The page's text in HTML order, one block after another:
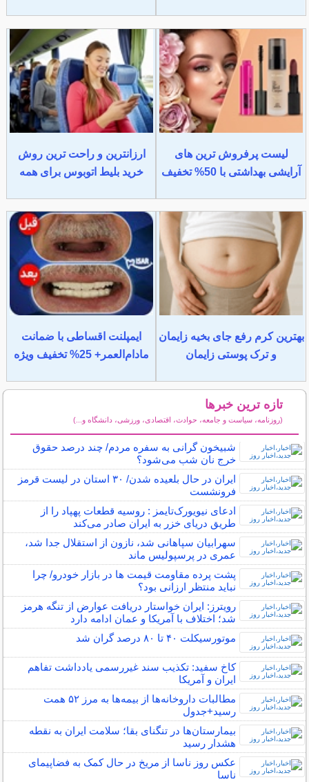
لیست پرفروش ترین های
آرایشی بهداشتی با 50% تخفیف
ارزانترین و راحت ترین روش
خرید بلیط اتوبوس برای همه
بهترین کرم رفع جای بخیه زایمان
و ترک پوستی زایمان
ایمپلنت اقساطی با ضمانت
مادام‌العمر+ 25% تخفیف ویژه
تازه ترین خبرها
(روزنامه، سیاست و جامعه، حوادث، اقتصادی، ورزشی، دانشگاه و...)
شبیخون گرانی به سفره مردم/ چند درصد حقوق
خرج نان شب می‌شود؟
ایران در حال بلعیده شدن/ ۳۰ استان در لیست قرمز
فرونشست
ادعای نیویورک‌تایمز : روسیه قطعات پهپاد را از
طریق دریای خزر به ایران صادر می‌کند
سهرابیان سپاهانی شد، نازون از استقلال جدا شد،
عمری در پرسپولیس ماند
پشت پرده مقاومت قیمت‌ ها در بازار خودرو/ چرا
نباید منتظر ارزانی بود؟
رویترز: ایران خواستار دریافت عوارض از تنگه هرمز
شد؛ اختلاف با آمریکا و عمان ادامه دارد
موتورسیکلت ۴۰ تا ۸۰ درصد گران شد
کاخ سفید: تکذیب سند غیررسمی یادداشت تفاهم
ایران و آمریکا
مطالبات داروخانه‌ها از بیمه‌ها به مرز ۵۲ همت
رسید+جدول
بیمارستان‌ها در تنگنای بقا؛ سلامت ایران به نقطه
هشدار رسید
عکس روز ناسا از مریخ در حال کمک به فضاپیمای
ناسا